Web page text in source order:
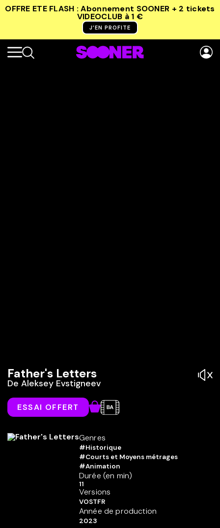
OFFRE ETE FLASH : Abonnement SOONER + 2 tickets
VIDEOCLUB à 1 €
J’EN PROFITE
Father's Letters
De Aleksey Evstigneev
ESSAI OFFERT
Genres
#Historique
#Courts et Moyens métrages
#Animation
Durée (en min)
11
Versions
VOSTFR
Année de production
2023